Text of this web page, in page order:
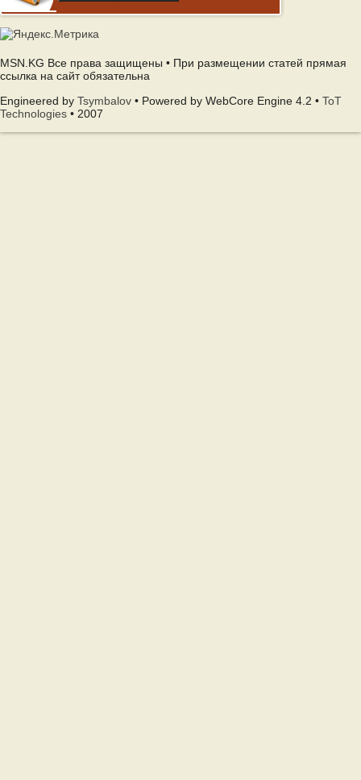
MSN.KG Все права защищены • При размещении статей прямая
ссылка на сайт обязательна
Engineered by Tsymbalov • Powered by WebCore Engine 4.2 • ToT
Technologies • 2007